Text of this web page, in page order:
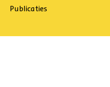
Publicaties